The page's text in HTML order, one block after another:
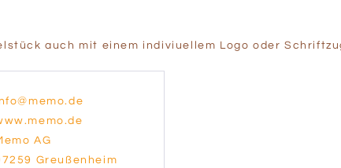
auch mit einem indiviuellem Logo oder
AG
Greußenheim